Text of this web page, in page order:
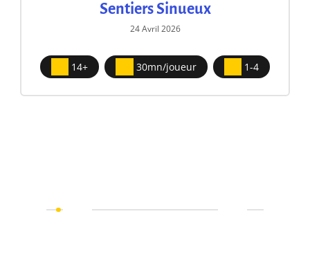
Sentiers Sinueux
24 Avril 2026
14+ 30mn/joueur 1-4